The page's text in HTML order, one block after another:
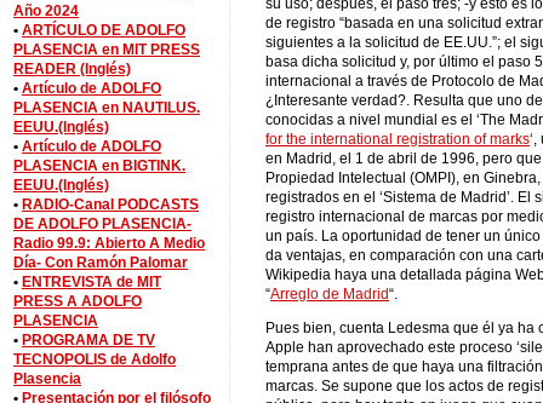
su uso; después, el paso tres; -y esto es
de registro “basada en una solicitud
siguientes a la solicitud de EE.UU.”; el
basa dicha solicitud y, por último el paso
internacional a través de Protocolo de
¿Interesante verdad?. Resulta que uno
conocidas a nivel mundial es el ‘The
for the international registration of marks
en Madrid, el 1 de abril de 1996, pero
Propiedad Intelectual (OMPI), en
registrados en el ‘Sistema de Madrid’. El
registro internacional de marcas por
un país. La oportunidad de tener un
da ventajas, en comparación con una
Wikipedia haya una detallada página
“Arreglo de Madrid“.
Pues bien, cuenta Ledesma que él ya
Apple han aprovechado este proceso
temprana antes de que haya una
marcas. Se supone que los actos de
Año 2024
• ARTÍCULO DE ADOLFO
PLASENCIA en MIT PRESS
READER (Inglés)
• Artículo de ADOLFO
PLASENCIA en NAUTILUS.
EEUU.(Inglés)
• Artículo de ADOLFO
PLASENCIA en BIGTINK.
EEUU.(Inglés)
• RADIO-Canal PODCASTS
DE ADOLFO PLASENCIA-
Radio 99.9: Abierto A Medio
Día- Con Ramón Palomar
• ENTREVISTA de MIT
PRESS A ADOLFO
PLASENCIA
• PROGRAMA DE TV
TECNOPOLIS de Adolfo
Plasencia
• Presentación por el filósofo